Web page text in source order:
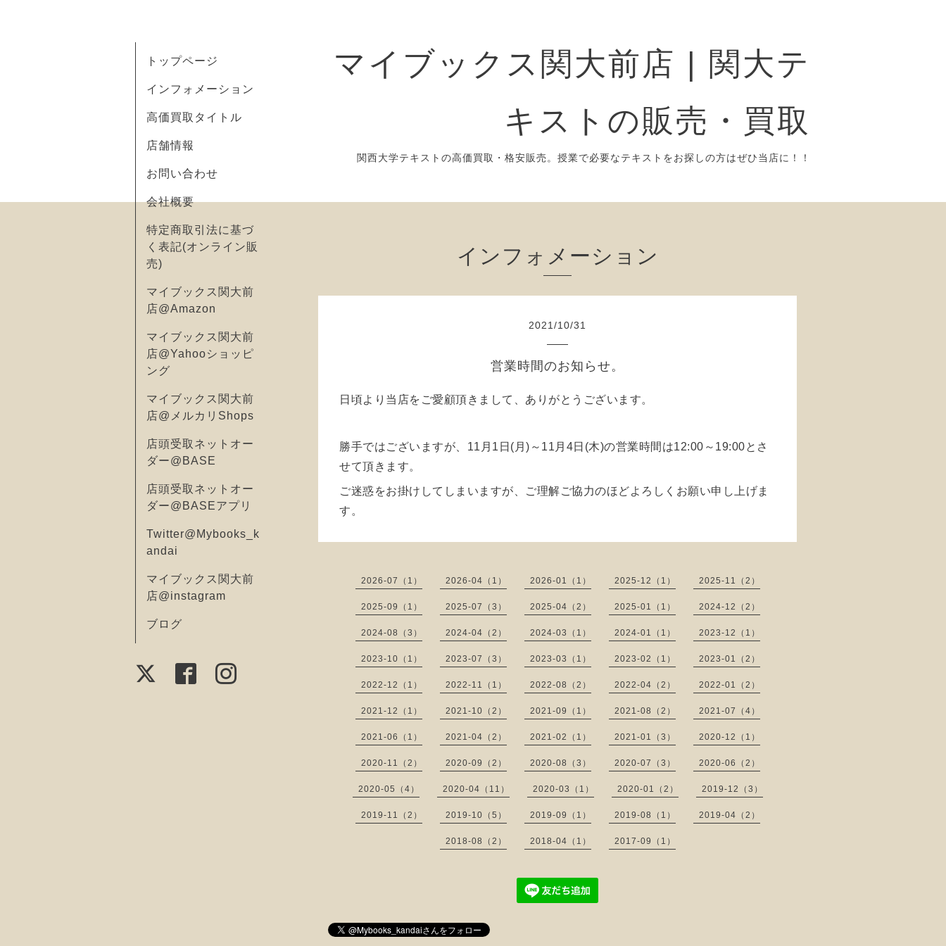
マイブックス関大前店 | 関大テ
キストの販売・買取
関西大学テキストの高価買取・格安販売。授業で必要なテキストをお探しの方はぜひ当店に！！
トップページ
インフォメーション
高価買取タイトル
店舗情報
お問い合わせ
会社概要
特定商取引法に基づ
く表記(オンライン販
売)
マイブックス関大前
店@Amazon
マイブックス関大前
店@Yahooショッピ
ング
マイブックス関大前
店@メルカリShops
店頭受取ネットオー
ダー@BASE
店頭受取ネットオー
ダー@BASEアプリ
Twitter@Mybooks_k
andai
マイブックス関大前
店@instagram
ブログ
インフォメーション
2021 /10/31
営業時間のお知らせ。
日頃より当店をご愛顧頂きまして、ありがとうございます。
勝手ではございますが、11月1日(月)～11月4日(木)の営業時間は12:00～19:00とさ
せて頂きます。
ご迷惑をお掛けしてしまいますが、ご理解ご協力のほどよろしくお願い申し上げま
す。
2026-07（1） 2026-04（1） 2026-01（1） 2025-12（1） 2025-11（2）
2025-09（1） 2025-07（3） 2025-04（2） 2025-01（1） 2024-12（2）
2024-08（3） 2024-04（2） 2024-03（1） 2024-01（1） 2023-12（1）
2023-10（1） 2023-07（3） 2023-03（1） 2023-02（1） 2023-01（2）
2022-12（1） 2022-11（1） 2022-08（2） 2022-04（2） 2022-01（2）
2021-12（1） 2021-10（2） 2021-09（1） 2021-08（2） 2021-07（4）
2021-06（1） 2021-04（2） 2021-02（1） 2021-01（3） 2020-12（1）
2020-11（2） 2020-09（2） 2020-08（3） 2020-07（3） 2020-06（2）
2020-05（4） 2020-04（11） 2020-03（1） 2020-01（2） 2019-12（3）
2019-11（2） 2019-10（5） 2019-09（1） 2019-08（1） 2019-04（2）
2018-08（2） 2018-04（1） 2017-09（1）